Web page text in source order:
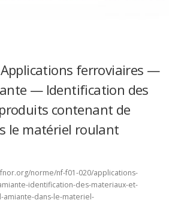
Applications ferroviaires —
— Identification des
contenant de
le matériel roulant
norme/nf-f01-020/applications-
identification-des-materiaux-et-
dans-le-materiel-